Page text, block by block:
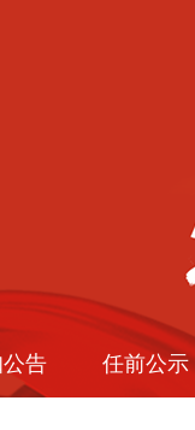
告 任前公示